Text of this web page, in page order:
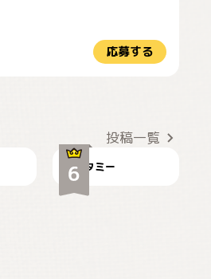
応募する
投稿一覧
タミー